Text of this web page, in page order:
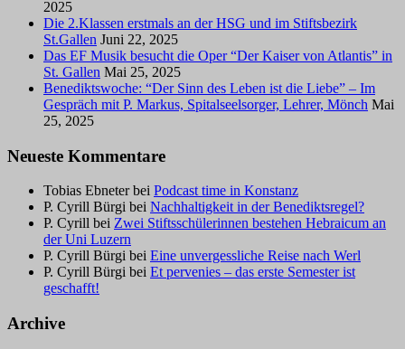
2025
Die 2.Klassen erstmals an der HSG und im Stiftsbezirk
St.Gallen Juni 22, 2025
Das EF Musik besucht die Oper “Der Kaiser von Atlantis” in
St. Gallen Mai 25, 2025
Benediktswoche: “Der Sinn des Leben ist die Liebe” – Im
Gespräch mit P. Markus, Spitalseelsorger, Lehrer, Mönch Mai
25, 2025
Neueste Kommentare
Tobias Ebneterbei Podcast time in Konstanz
P. Cyrill Bürgi bei Nachhaltigkeit in der Benediktsregel?
P. Cyrill bei Zwei Stiftsschülerinnen bestehen Hebraicum an
der Uni Luzern
P. Cyrill Bürgi bei Eine unvergessliche Reise nach Werl
P. Cyrill Bürgi bei Et pervenies – das erste Semester ist
geschafft!
Archive